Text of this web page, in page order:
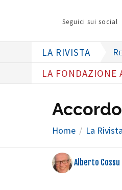
Seguici sui social
LA RIVISTA
LA FONDAZIONE
Home La Rivista
Alberto Cossu